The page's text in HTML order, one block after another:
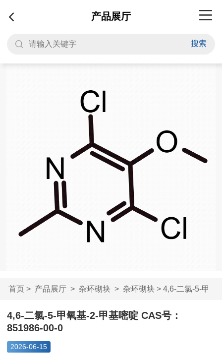
产品展厅
搜索
首页> 产品展厅> 杂环砌块> 杂环砌块> 4,6-二氯-5-甲
氧基-2-甲基嘧啶...
4,6-二氯-5-甲氧基-2-甲基嘧啶 CAS号：
851986-00-0
2026-06-15